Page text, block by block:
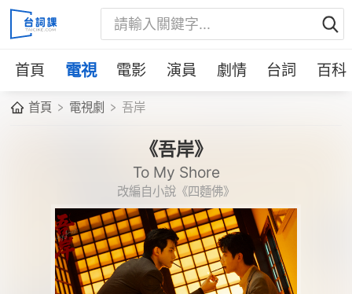
首頁 電視 電影 演員 劇情 台詞 百科
首頁 電視劇 吾岸
《吾岸》
To My Shore
改編自小說《四麵佛》